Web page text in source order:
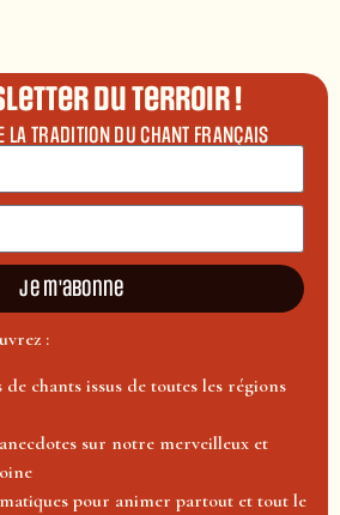
du terroir !
LA TRADITION DU CHANT FRANÇAIS
Je m'abonne
:
de chants issus de toutes les régions
sur notre merveilleux et
pour animer partout et tout le